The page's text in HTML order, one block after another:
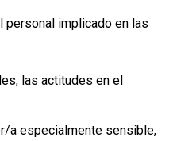
personal implicado en las
las actitudes en el
a especialmente sensible,